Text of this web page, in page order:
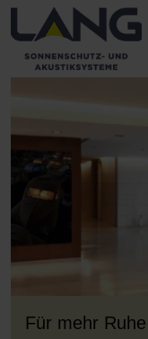
zur Top-
zur
Inhalt springen
zum Footer
Hauptnavigation
Für mehr Ruhe